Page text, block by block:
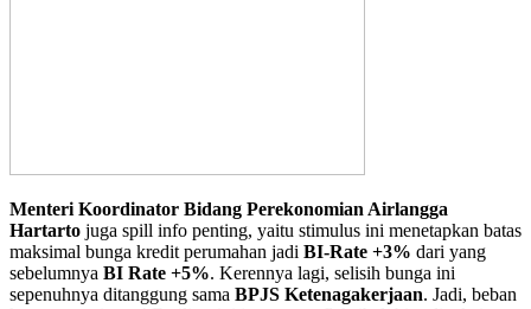
Menteri Koordinator Bidang Perekonomian Airlangga
Hartarto juga spill info penting, yaitu stimulus ini menetapkan batas
maksimal bunga kredit perumahan jadi BI-Rate +3% dari yang
sebelumnya BI Rate +5%. Kerennya lagi, selisih bunga ini
sepenuhnya ditanggung sama BPJS Ketenagakerjaan. Jadi, beban